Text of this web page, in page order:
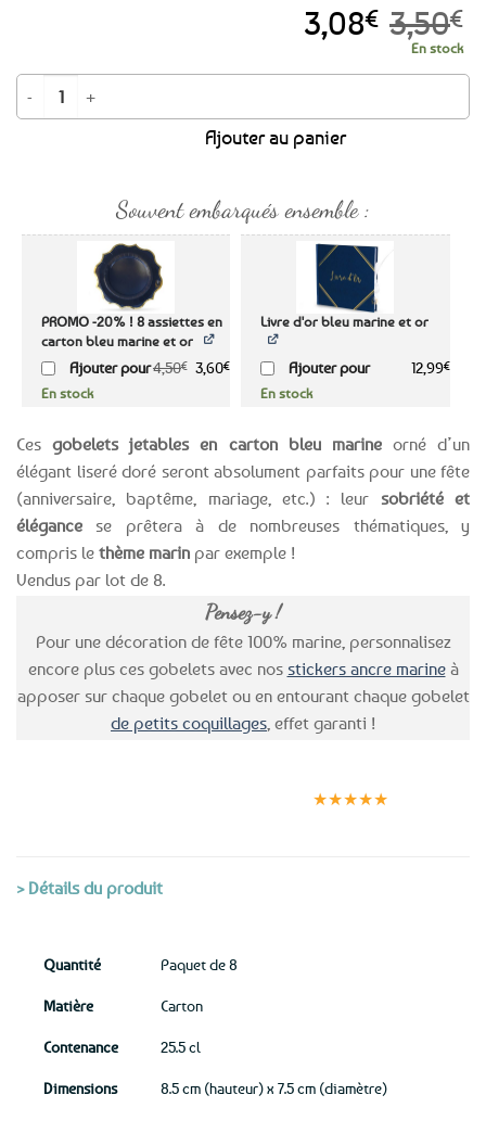
Cesgobelets jetables en carton bleu marine orné d’un
élégant liseré doré seront absolument parfaits pour une fête
(anniversaire, baptême, mariage, etc.) : leur sobriété et
élégance se prêtera à de nombreuses thématiques, y
compris le thème marin par exemple !
Vendus par lot de 8.
Pensez-y !
Pour une décoration de fête 100% marine, personnalisez
encore plus ces gobelets avec nos stickers ancre marineà
apposer sur chaque gobelet ou en entourant chaque gobelet
de petits coquillages, effet garanti !
3,50€
Le
prix
initial
était :
3,50€.
3,08€Le
prix
actuel
est :
En stock
Souvent embarqués ensemble :
PROMO -20% ! 8 assiettes en
carton bleu marine et or
Ajouter pour4,50€ Le
prix
3,60€Le
actuel
En stock
Livre d'or bleu marine et or
Ajouter pour 12,99€
En stock
quantité de BON PLAN -12% ! 8 gobelets en carton bleu marine et or
Ajouter au panier
★★★★★
> Détails du produit
Quantité Paquet de 8
Matière Carton
Contenance 25.5 cl
Dimensions 8.5 cm (hauteur) x 7.5 cm (diamètre)